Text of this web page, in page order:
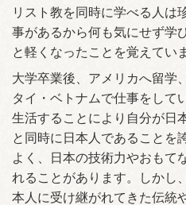
リスト教を同時に学べる人は
事があるから何も気にせず学
と軽くなったことを覚えてい
大学卒業後、アメリカへ留学
タイ・ベトナムで仕事をして
生活することにより自分が日
と同時に日本人であることを
よく、日本の技術力やおもて
れることがあります。しかし
本人に受け継がれてきた伝統